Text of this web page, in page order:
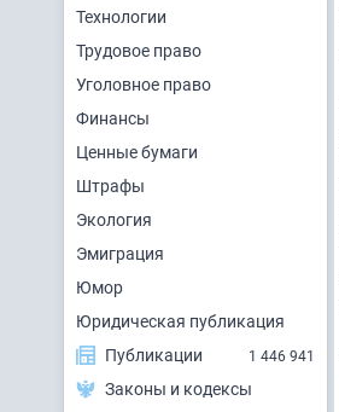
Технологии
Трудовое право
Уголовное право
Финансы
Ценные бумаги
Штрафы
Экология
Эмиграция
Юмор
Юридическая публикация
Публикации
1 446 941
Законы и кодексы